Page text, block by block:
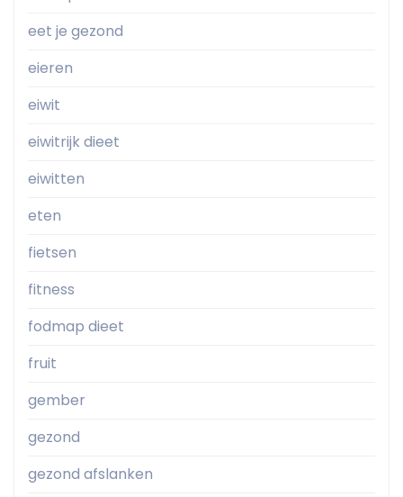
eet je gezond
eieren
eiwit
eiwitrijk dieet
eiwitten
eten
fietsen
fitness
fodmap dieet
fruit
gember
gezond
gezond afslanken